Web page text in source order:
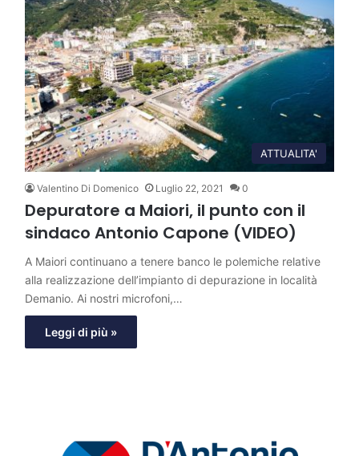
ATTUALITA'
Valentino Di Domenico Luglio 22, 2021 0
Depuratore a Maiori, il punto con il
sindaco Antonio Capone (VIDEO)
A Maiori continuano a tenere banco le polemiche relative
alla realizzazione dell’impianto di depurazione in località
Demanio. Ai nostri microfoni,…
Leggi di più »